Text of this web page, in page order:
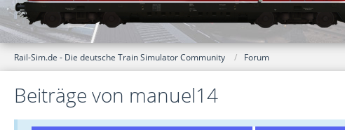
Rail-Sim.de - Die deutsche Train Simulator Community Forum
Beiträge von manuel14